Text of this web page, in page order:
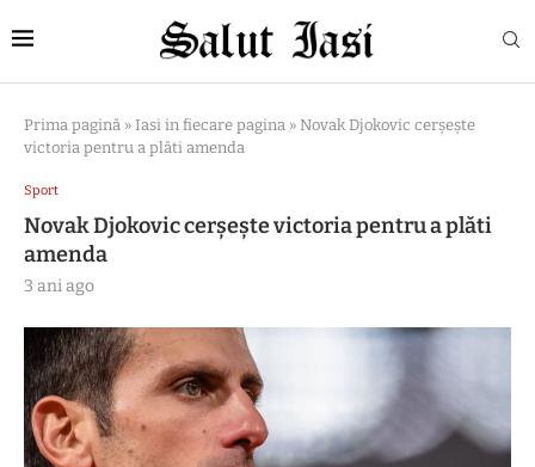
Prima pagină » Iasi in fiecare pagina » Novak Djokovic cerșește
victoria pentru a plăti amenda
Sport
Novak Djokovic cerșește victoria pentru a plăti
amenda
3 ani ago